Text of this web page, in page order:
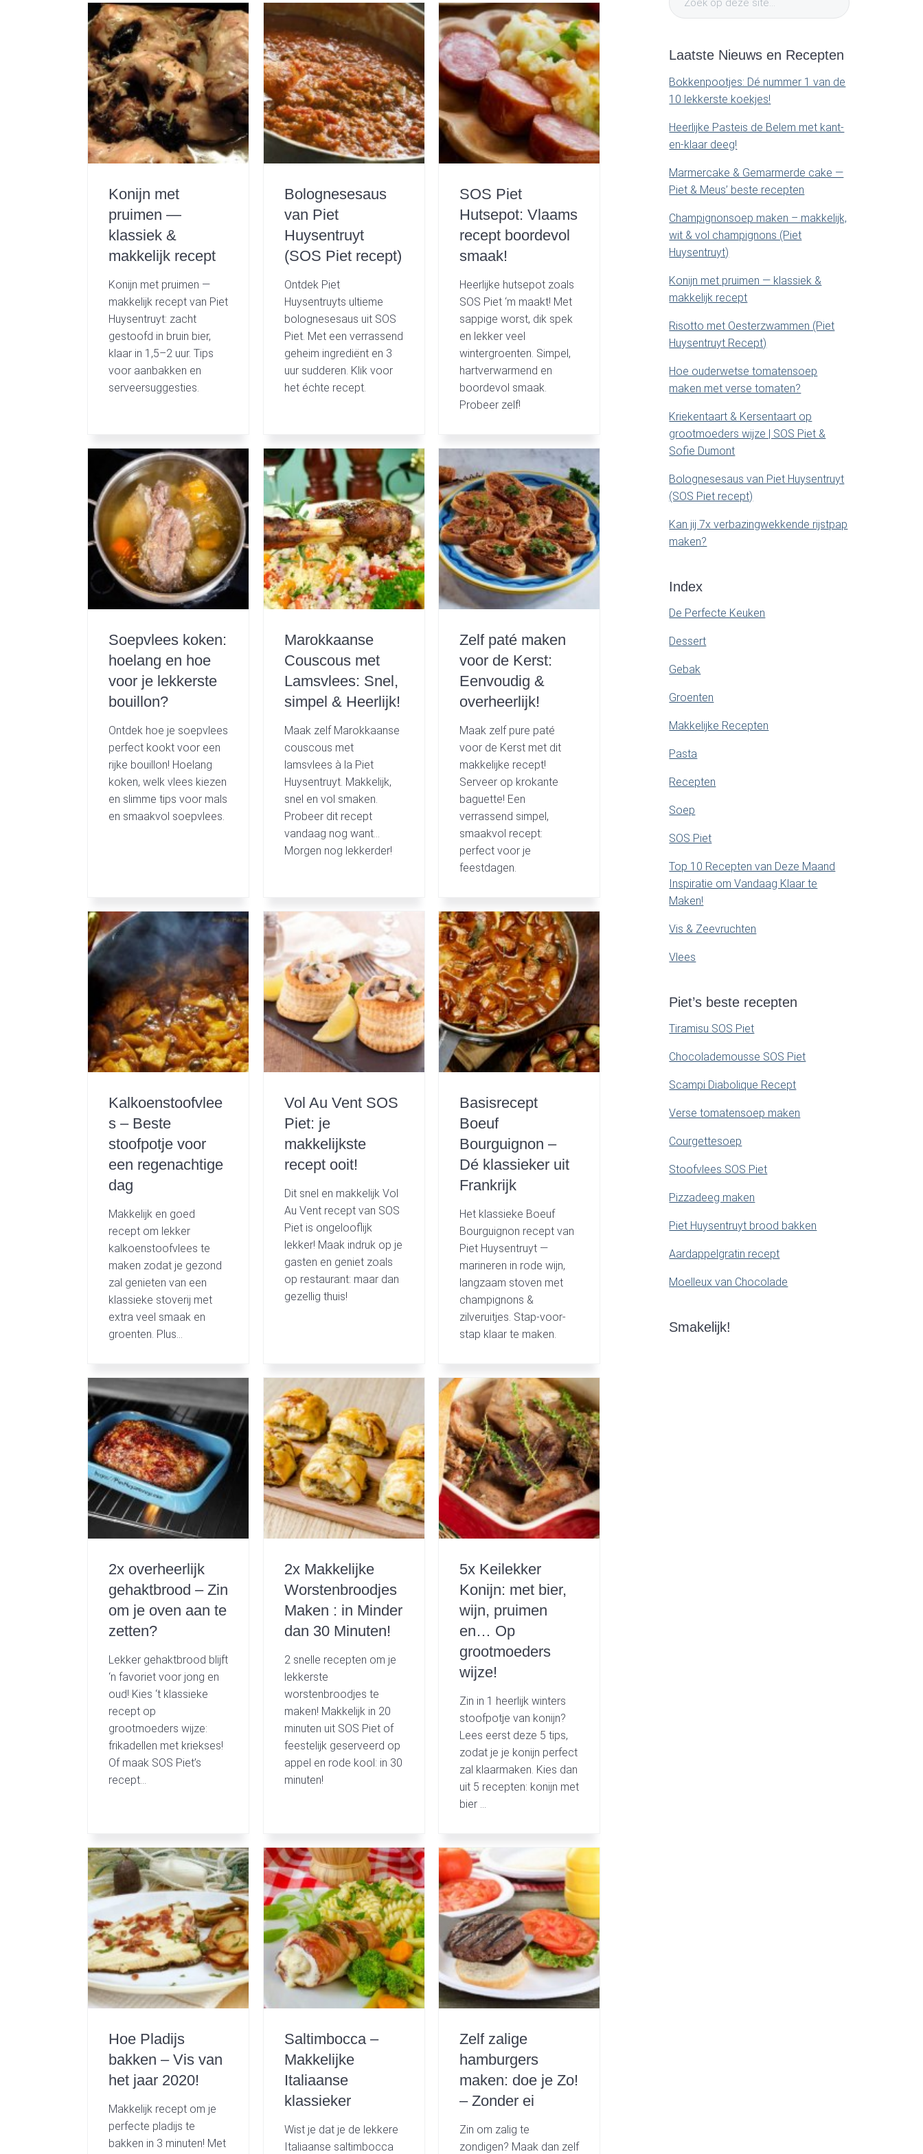
.
Konijn met
pruimen —
klassiek &
makkelijk recept
Konijn met pruimen —
makkelijk recept van Piet
Huysentruyt: zacht
gestoofd in bruin bier,
klaar in 1,5–2 uur. Tips
voor aanbakken en
serveersuggesties.
Bolognesesaus
van Piet
Huysentruyt
(SOS Piet recept)
Ontdek Piet
Huysentruyts ultieme
bolognesesaus uit SOS
Piet. Met een verrassend
geheim ingrediënt en 3
uur sudderen. Klik voor
het échte recept.
SOS Piet
Hutsepot: Vlaams
recept boordevol
smaak!
Heerlijke hutsepot zoals
SOS Piet ‘m maakt! Met
sappige worst, dik spek
en lekker veel
wintergroenten. Simpel,
hartverwarmend en
boordevol smaak.
Probeer zelf!
Soepvlees koken:
hoelang en hoe
voor je lekkerste
bouillon?
Ontdek hoe je soepvlees
perfect kookt voor een
rijke bouillon! Hoelang
koken, welk vlees kiezen
en slimme tips voor mals
en smaakvol soepvlees.
Marokkaanse
Couscous met
Lamsvlees: Snel,
simpel & Heerlijk!
Maak zelf Marokkaanse
couscous met
lamsvlees à la Piet
Huysentruyt. Makkelijk,
snel en vol smaken.
Probeer dit recept
vandaag nog want…
Morgen nog lekkerder!
Zelf paté maken
voor de Kerst:
Eenvoudig &
overheerlijk!
Maak zelf pure paté
voor de Kerst met dit
makkelijke recept!
Serveer op krokante
baguette! Een
verrassend simpel,
smaakvol recept:
perfect voor je
feestdagen.
Kalkoenstoofvlee
s – Beste
stoofpotje voor
een regenachtige
dag
Makkelijk en goed
recept om lekker
kalkoenstoofvlees te
maken zodat je gezond
zal genieten van een
klassieke stoverij met
extra veel smaak en
groenten. Plus…
Vol Au Vent SOS
Piet: je
makkelijkste
recept ooit!
Dit snel en makkelijk Vol
Au Vent recept van SOS
Piet is ongelooflijk
lekker! Maak indruk op je
gasten en geniet zoals
op restaurant: maar dan
gezellig thuis!
Basisrecept
Boeuf
Bourguignon –
Dé klassieker uit
Frankrijk
Het klassieke Boeuf
Bourguignon recept van
Piet Huysentruyt —
marineren in rode wijn,
langzaam stoven met
champignons &
zilveruitjes. Stap-voor-
stap klaar te maken.
2x overheerlijk
gehaktbrood – Zin
om je oven aan te
zetten?
Lekker gehaktbrood blijft
‘n favoriet voor jong en
oud! Kies ‘t klassieke
recept op
grootmoeders wijze:
frikadellen met kriekses!
Of maak SOS Piet’s
recept…
2x Makkelijke
Worstenbroodjes
Maken : in Minder
dan 30 Minuten!
2 snelle recepten om je
lekkerste
worstenbroodjes te
maken! Makkelijk in 20
minuten uit SOS Piet of
feestelijk geserveerd op
appel en rode kool: in 30
minuten!
5x Keilekker
Konijn: met bier,
wijn, pruimen
en… Op
grootmoeders
wijze!
Zin in 1 heerlijk winters
stoofpotje van konijn?
Lees eerst deze 5 tips,
zodat je je konijn perfect
zal klaarmaken. Kies dan
uit 5 recepten: konijn met
bier …
Hoe Pladijs
bakken – Vis van
het jaar 2020!
Makkelijk recept om je
perfecte pladijs te
bakken in 3 minuten! Met
Saltimbocca –
Makkelijke
Italiaanse
klassieker
Wist je dat je de lekkere
Italiaanse saltimbocca
Zelf zalige
hamburgers
maken: doe je Zo!
– Zonder ei
Zin om zalig te
zondigen? Maak dan zelf
i
m
a
r
y
S
i
d
e
b
a
r
o
o
p
d
z
e
s
i
e
.
.
Laatste Nieuws en Recepten
Bokkenpootjes: Dé nummer 1 van de
10 lekkerste koekjes!
Heerlijke Pasteis de Belem met kant-
en-klaar deeg!
Marmercake & Gemarmerde cake —
Piet & Meus’ beste recepten
Champignonsoep maken – makkelijk,
wit & vol champignons (Piet
Huysentruyt)
Konijn met pruimen — klassiek &
makkelijk recept
Risotto met Oesterzwammen (Piet
Huysentruyt Recept)
Hoe ouderwetse tomatensoep
maken met verse tomaten?
Kriekentaart & Kersentaart op
grootmoeders wijze | SOS Piet &
Sofie Dumont
Bolognesesaus van Piet Huysentruyt
(SOS Piet recept)
Kan jij 7x verbazingwekkende rijstpap
maken?
Index
De Perfecte Keuken
Dessert
Gebak
Groenten
Makkelijke Recepten
Pasta
Recepten
Soep
SOS Piet
Top 10 Recepten van Deze Maand
Inspiratie om Vandaag Klaar te
Maken!
Vis & Zeevruchten
Vlees
Piet’s beste recepten
Tiramisu SOS Piet
Chocolademousse SOS Piet
Scampi Diabolique Recept
Verse tomatensoep maken
Courgettesoep
Stoofvlees SOS Piet
Pizzadeeg maken
Piet Huysentruyt brood bakken
Aardappelgratin recept
Moelleux van Chocolade
Smakelijk!